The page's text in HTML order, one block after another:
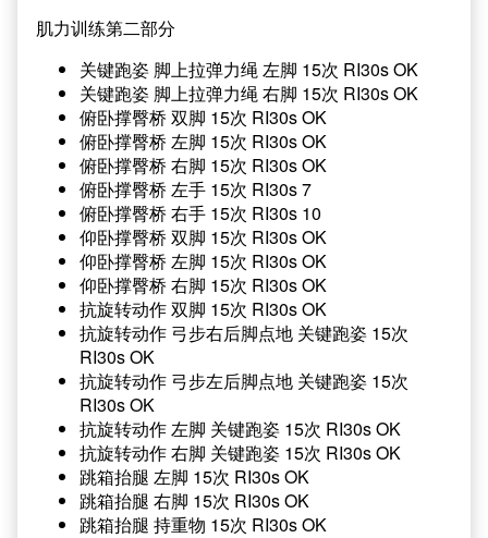
肌力训练第二部分
关键跑姿 脚上拉弹力绳 左脚 15次 RI30s OK
关键跑姿 脚上拉弹力绳 右脚 15次 RI30s OK
俯卧撑臀桥 双脚 15次 RI30s OK
俯卧撑臀桥 左脚 15次 RI30s OK
俯卧撑臀桥 右脚 15次 RI30s OK
俯卧撑臀桥 左手 15次 RI30s 7
俯卧撑臀桥 右手 15次 RI30s 10
仰卧撑臀桥 双脚 15次 RI30s OK
仰卧撑臀桥 左脚 15次 RI30s OK
仰卧撑臀桥 右脚 15次 RI30s OK
抗旋转动作 双脚 15次 RI30s OK
抗旋转动作 弓步右后脚点地 关键跑姿 15次
RI30s OK
抗旋转动作 弓步左后脚点地 关键跑姿 15次
RI30s OK
抗旋转动作 左脚 关键跑姿 15次 RI30s OK
抗旋转动作 右脚 关键跑姿 15次 RI30s OK
跳箱抬腿 左脚 15次 RI30s OK
跳箱抬腿 右脚 15次 RI30s OK
跳箱抬腿 持重物 15次 RI30s OK